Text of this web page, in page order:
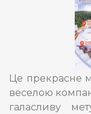
Це прекрасне
веселою
галасливу